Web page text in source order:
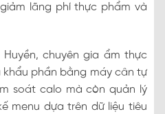
lãng phí thực phẩm và
Huyền, chuyên gia ẩm thực
khẩu phần bằng máy cân tự
soát calo mà còn quản lý
menu dựa trên dữ liệu tiêu